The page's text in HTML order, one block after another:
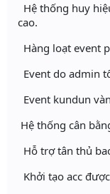
Hệ thống huy
cao.
Hàng loạt event
Event do admin
Event kundun
Hệ thống cân
Hỗ trợ tân thủ
Khởi tạo acc